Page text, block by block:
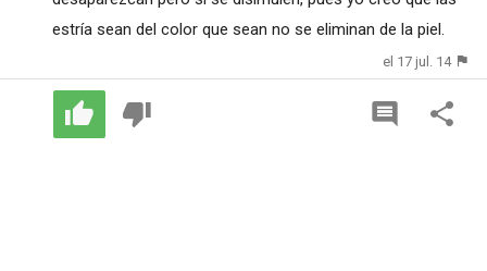
estría sean del color que sean no se eliminan de la piel.
el 17 jul. 14